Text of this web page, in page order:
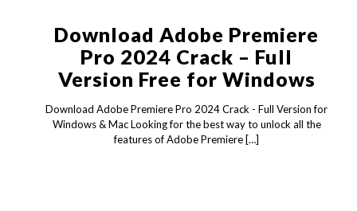
Download Adobe Premiere
Pro 2024 Crack – Full
Version Free for Windows
Download Adobe Premiere Pro 2024 Crack - Full Version for
Windows & Mac Looking for the best way to unlock all the
features of Adobe Premiere […]